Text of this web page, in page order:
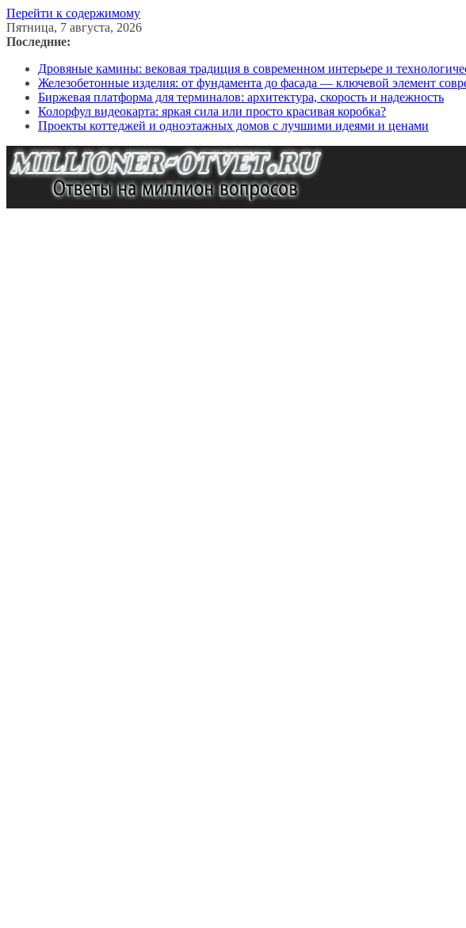
Перейти к содержимому
Пятница, 7 августа, 2026
Последние:
Дровяные камины: вековая традиция в современном интерьере и
Железобетонные изделия: от фундамента до фасада — ключевой элемент
Биржевая платформа для терминалов: архитектура, скорость и надежность
Колорфул видеокарта: яркая сила или просто красивая коробка?
Проекты коттеджей и одноэтажных домов с лучшими идеями и ценами